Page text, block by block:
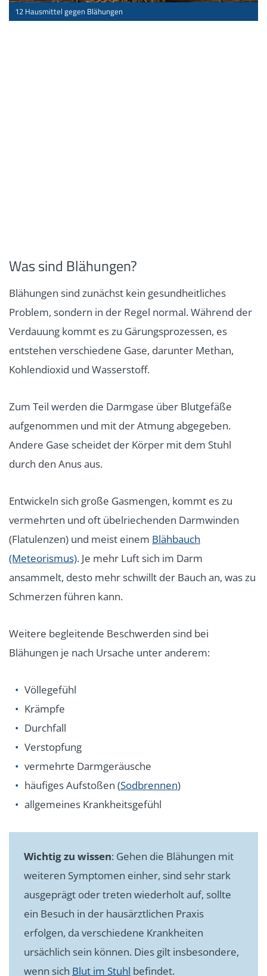
12 Hausmittel gegen Blähungen
Was sind Blähungen?
Blähungen sind zunächst kein gesundheitliches
Problem, sondern in der Regel normal. Während der
Verdauung kommt es zu Gärungsprozessen, es
entstehen verschiedene Gase, darunter Methan,
Kohlendioxid und Wasserstoff.
Zum Teil werden die Darmgase über Blutgefäße
aufgenommen und mit der Atmung abgegeben.
Andere Gase scheidet der Körper mit dem Stuhl
durch den Anus aus.
Entwickeln sich große Gasmengen, kommt es zu
vermehrten und oft übelriechenden Darmwinden
(Flatulenzen) und meist einem Blähbauch
(Meteorismus). Je mehr Luft sich im Darm
ansammelt, desto mehr schwillt der Bauch an, was zu
Schmerzen führen kann.
Weitere begleitende Beschwerden sind bei
Blähungen je nach Ursache unter anderem:
Völlegefühl
Krämpfe
Durchfall
Verstopfung
vermehrte Darmgeräusche
häufiges Aufstoßen (Sodbrennen)
allgemeines Krankheitsgefühl
Wichtig zu wissen: Gehen die Blähungen mit
weiteren Symptomen einher, sind sehr stark
ausgeprägt oder treten wiederholt auf, sollte
ein Besuch in der hausärztlichen Praxis
erfolgen, da verschiedene Krankheiten
ursächlich sein können. Dies gilt insbesondere,
wenn sich Blut im Stuhl befindet.